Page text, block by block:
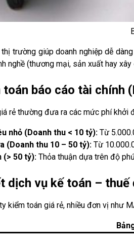
trường giúp doanh nghiệp dễ
nghề (thương mại, sản xuất hay xây
toán báo cáo tài chính
rẻ thường đưa ra các mức phí khởi
nhỏ (Doanh thu < 10 tỷ): Từ
(Doanh thu 10 – 50 tỷ): Từ
(> 50 tỷ): Thỏa thuận dựa trên độ
dịch vụ kế toán – thuế
kiểm toán giá rẻ, nhiều đơn vị như